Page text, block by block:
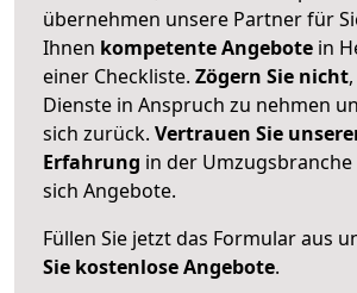
übernehmen unsere Partner für
Ihnen kompetente Angebote in
einer Checkliste. Zögern Sie nicht
Dienste in Anspruch zu nehmen
sich zurück. Vertrauen Sie
Erfahrung in der
sich Angebote.
Füllen Sie jetzt das Formular aus
Sie kostenlose Angebote.